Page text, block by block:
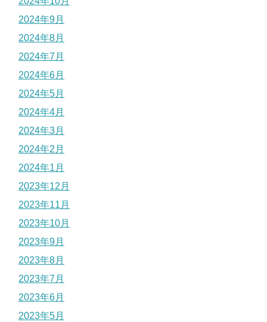
2024年9月
2024年8月
2024年7月
2024年6月
2024年5月
2024年4月
2024年3月
2024年2月
2024年1月
2023年12月
2023年11月
2023年10月
2023年9月
2023年8月
2023年7月
2023年6月
2023年5月